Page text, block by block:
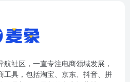
社区，一直专注电商领域发展，
工具，包括淘宝、京东、抖音、拼